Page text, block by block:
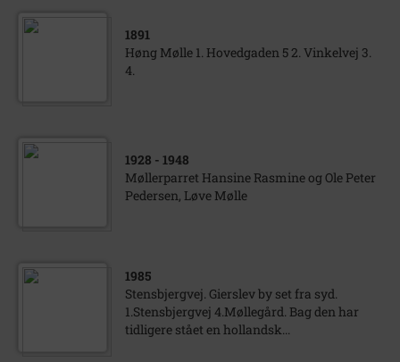
1891
Høng Mølle 1. Hovedgaden 5 2. Vinkelvej 3.
4.
1928 - 1948
Møllerparret Hansine Rasmine og Ole Peter
Pedersen, Løve Mølle
1985
Stensbjergvej. Gierslev by set fra syd.
1.Stensbjergvej 4.Møllegård. Bag den har
tidligere stået en hollandsk...